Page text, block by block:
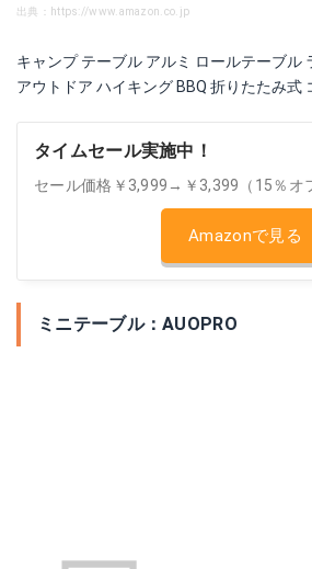
出典：https://www.amazon.co.jp
キャンプ テーブル アルミ ロールテーブル
アウトドア ハイキング BBQ 折りたたみ式
タイムセール実施中！
セール価格￥3,999→￥3,399（15％オ
Amazonで見る
ミニテーブル：AUOPRO